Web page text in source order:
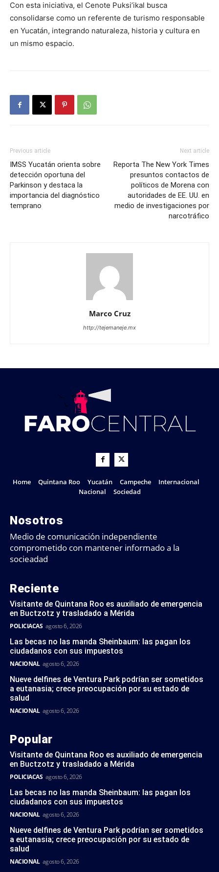
Con esta iniciativa, el Cenote Puksi’ikal busca
consolidarse como un referente de turismo responsable
en Yucatán, integrando naturaleza, historia y cultura en
un mismo espacio.
Previous article
IMSS Yucatán orienta sobre
detección oportuna del
Parkinson y destaca la
importancia del diagnóstico
temprano
Next article
Reporta The New York Times
presuntos contactos de
políticos de Morena con
autoridades de EE. UU. en
medio de investigaciones por
narcotráfico
Marco Cruz
http://tejemaneje.mx
Home Quintana Roo Yucatán Campeche
Internacional
Nacional
Sociedad
Nosotros
Medio de comunicación independiente
comprometido con mantener informado a la
socieadad
Reciente
Visitante de Quintana Roo es auxiliado de emergencia
en Buctzotz y trasladado a Mérida
POLICIACAS agosto 6, 2026
Las becas no las manda Sheinbaum: las pagan los
ciudadanos con sus impuestos
NACIONAL agosto 6, 2026
Nueve delfines de Ventura Park podrían ser sometidos
a eutanasia; crece preocupación por su estado de
salud
NACIONAL agosto 6, 2026
Popular
Visitante de Quintana Roo es auxiliado de emergencia
en Buctzotz y trasladado a Mérida
POLICIACAS agosto 6, 2026
Las becas no las manda Sheinbaum: las pagan los
ciudadanos con sus impuestos
NACIONAL agosto 6, 2026
Nueve delfines de Ventura Park podrían ser sometidos
a eutanasia; crece preocupación por su estado de
salud
NACIONAL agosto 6, 2026